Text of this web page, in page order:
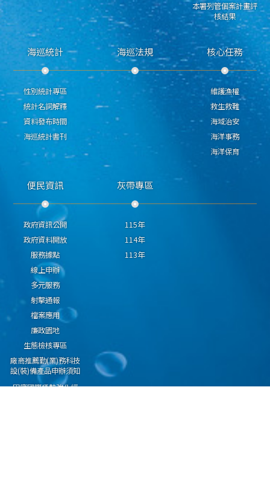
本署列管個案計畫評
核結果
海巡統計
性別統計專區
統計名詞解釋
資料發布時間
海巡統計書刊
海巡法規 核心任務
維護漁權
救生救難
海域治安
海洋事務
海洋保育
便民資訊
政府資訊公開
政府資料開放
服務據點
線上申辦
多元服務
射擊通報
檔案應用
廉政園地
生態檢核專區
廠商推薦勤(業)務科技
設(裝)備產品申辦須知
因應國際情勢強化經
灰帶專區
115年
114年
113年